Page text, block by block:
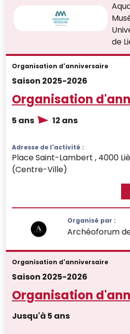
de
Organisé par :
Archéoforum
Organisation d'anniversaire
Saison 2025-2026
Organisation
5 ans 12 ans
Adresse de l'activité :
Place Saint-Lambert , 4000
(Centre-Ville)
Organisation d'anniversaire
Saison 2025-2026
Organisation
Jusqu'à 5 ans